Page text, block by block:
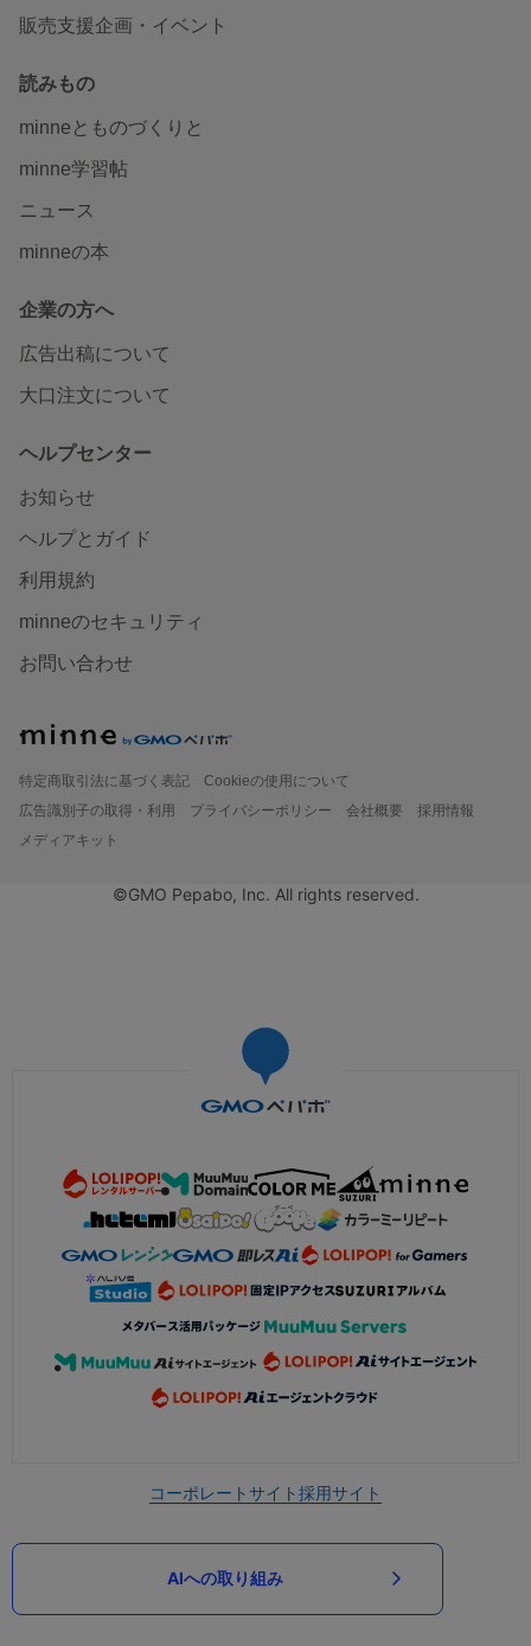
販売支援企画・イベント
読みもの
minneとものづくりと
minne学習帖
ニュース
minneの本
企業の方へ
広告出稿について
大口注文について
ヘルプセンター
お知らせ
ヘルプとガイド
利用規約
minneのセキュリティ
お問い合わせ
特定商取引法に基づく表記
Cookieの使用について
広告識別子の取得・利用
プライバシーポリシー 会社概要
採用情報
メディアキット
©GMO Pepabo, Inc. All rights reserved.
コーポレートサイト採用サイト
AIへの取り組み